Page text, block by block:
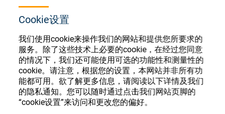
Cookie设置
我们使用cookie来操作我们的网站和提供您所要求的
服务。除了这些技术上必要的cookie，在经过您同意
的情况下，我们还可能使用可选的功能性和测量性的
cookie。请注意，根据您的设置，本网站并非所有功
能都可用。欲了解更多信息，请阅读以下详情及我们
的隐私通知。您可以随时通过点击我们网站页脚的
“cookie设置”来访问和更改您的偏好。
汉语
眼镜光学
精密光学
我们是谁
English
Deutsch
Español
Français
眼镜光学耗材商店
注册或登录以访问您的帐户，并了解我们的各
种眼镜光学耗材